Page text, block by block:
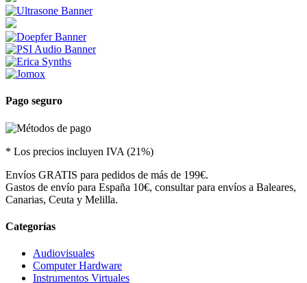
Pago seguro
* Los precios incluyen IVA (21%)
Envíos GRATIS para pedidos de más de 199€.
Gastos de envío para España 10€, consultar para envíos a Baleares,
Canarias, Ceuta y Melilla.
Categorías
Audiovisuales
Computer Hardware
Instrumentos Virtuales